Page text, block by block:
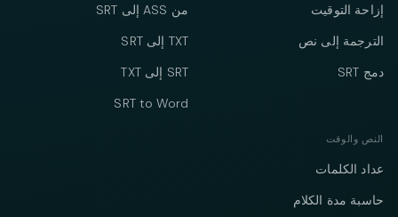
إزاحة التوقيت
الترجمة إلى نص
دمج SRT
من ASS إلى SRT
TXT إلى SRT
SRT إلى TXT
SRT to Word
النص والوقت
عداد الكلمات
حاسبة مدة الكلام